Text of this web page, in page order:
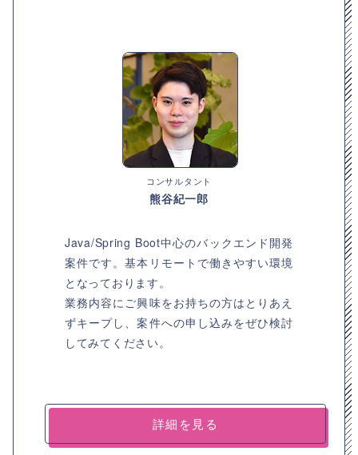
コンサルタント
熊谷紀一郎
Java/Spring Boot中心のバックエンド開発
案件です。基本リモートで働きやすい環境
となっております。
業務内容にご興味をお持ちの方はとりあえ
ずキープし、案件への申し込みをぜひ検討
してみてください。
詳細を見る